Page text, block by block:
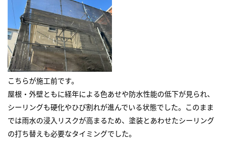
こちらが施工前です。
屋根・外壁ともに経年による色あせや防水性能の低下が見られ、
シーリングも硬化やひび割れが進んでいる状態でした。このまま
では雨水の浸入リスクが高まるため、塗装とあわせたシーリング
の打ち替えも必要なタイミングでした。